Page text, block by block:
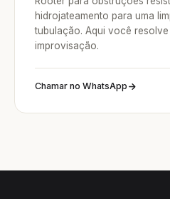
hidrojateamento para uma
tubulação. Aqui você
improvisação.
Chamar no WhatsApp